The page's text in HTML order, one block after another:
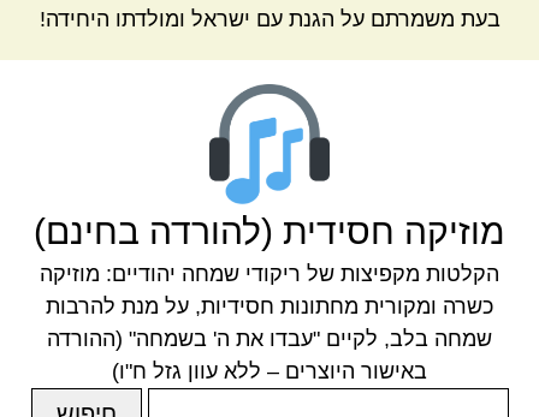
בעת משמרתם על הגנת עם ישראל ומולדתו היחידה!
מוזיקה חסידית (להורדה בחינם)
הקלטות מקפיצות של ריקודי שמחה יהודיים: מוזיקה
כשרה ומקורית מחתונות חסידיות, על מנת להרבות
שמחה בלב, לקיים "עבדו את ה' בשמחה" (ההורדה
באישור היוצרים – ללא עוון גזל ח"ו)